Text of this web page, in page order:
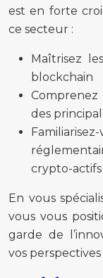
est en forte
ce secteur :
Maîtrisez
blockchain
Comprenez
des
crypto-actifs
En vous
vous vous
garde de
vos